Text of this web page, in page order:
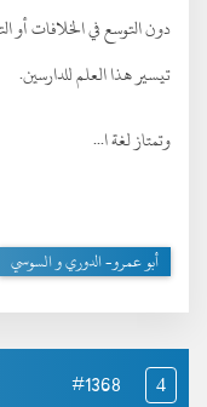
دون التوسع في الخلافات أو
تيسير هذا العلم للدارسين.
وتمتاز لغة ا...
أبو عمرو- الدوري و السوسي
4
#1368